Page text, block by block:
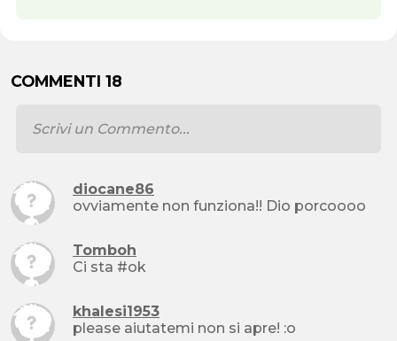
COMMENTI 18
diocane86
ovviamente non funziona!! Dio porcoooo
Tomboh
Ci sta #ok
khalesi1953
please aiutatemi non si apre! :o